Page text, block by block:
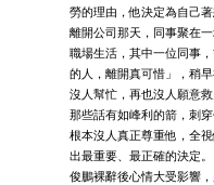
勞的理由，他決定為自己著
離開公司那天，同事聚在
職場生活，其中一位同事
的人，離開真可惜」，稍
沒人幫忙，再也沒人願意
那些話有如峰利的箭，刺
根本沒人真正尊重他，全
出最重要、最正確的決定。
俊鵬裸辭後心情大受影響